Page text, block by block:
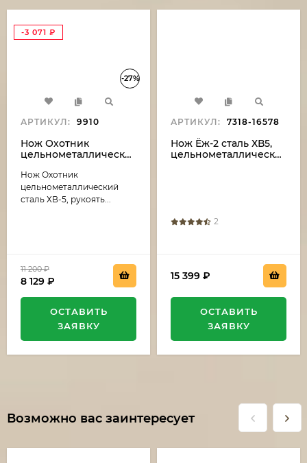
-27%
-3 071 ₽
АРТИКУЛ: 9910
Нож Охотник
цельнометаллический
накладки зебрано
(распродажа)
Нож Охотник
цельнометаллический
сталь ХВ-5, рукоять...
11 200₽
8 129 ₽
ОСТАВИТЬ
ЗАЯВКУ
АРТИКУЛ: 7318-16578
Нож Ёж-2 сталь ХВ5,
цельнометаллический,
2
15 399 ₽
ОСТАВИТЬ
ЗАЯВКУ
Возможно вас заинтересует